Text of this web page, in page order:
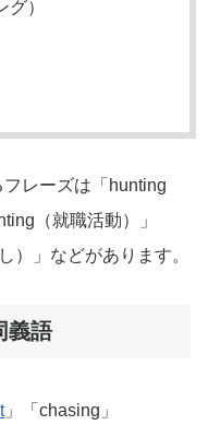
）
フレーズは「hunting
（就職活動）」
）」などがあります。
義語
」「chasing」